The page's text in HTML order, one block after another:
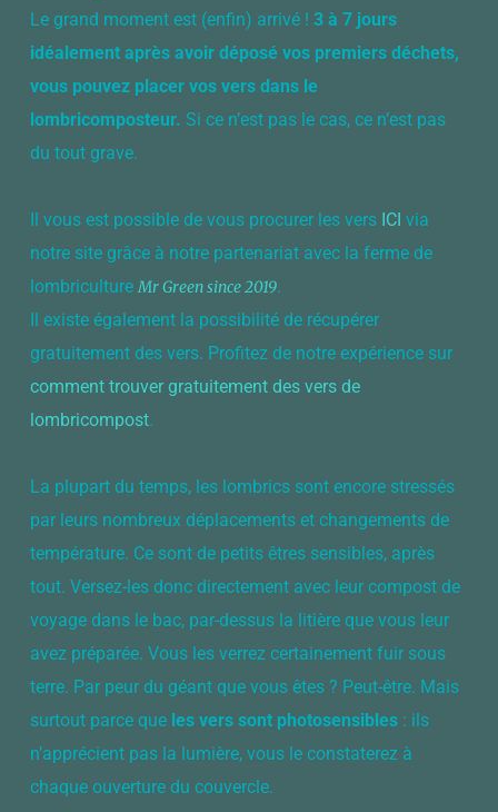
Le grand moment est (enfin) arrivé ! 3 à 7 jours
idéalement après avoir déposé vos premiers déchets,
vous pouvez placer vos vers dans le
lombricomposteur. Si ce n’est pas le cas, ce n’est pas
du tout grave.
Il vous est possible de vous procurer les vers ICI via
notre site grâce à notre partenariat avec la ferme de
lombriculture Mr Green since 2019.
Il existe également la possibilité de récupérer
gratuitement des vers. Profitez de notre expérience sur
comment trouver gratuitement des vers de
lombricompost.
La plupart du temps, les lombrics sont encore stressés
par leurs nombreux déplacements et changements de
température. Ce sont de petits êtres sensibles, après
tout. Versez-les donc directement avec leur compost de
voyage dans le bac, par-dessus la litière que vous leur
avez préparée. Vous les verrez certainement fuir sous
terre. Par peur du géant que vous êtes ? Peut-être. Mais
surtout parce que les vers sont photosensibles : ils
n’apprécient pas la lumière, vous le constaterez à
chaque ouverture du couvercle.